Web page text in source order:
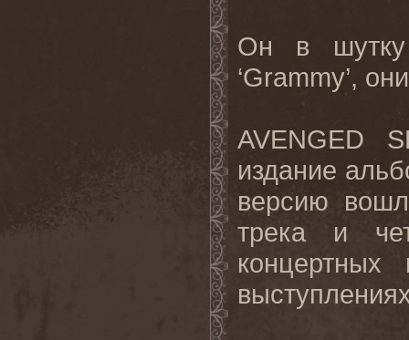
Он в
‘Grammy’,
AVENGED
издание
версию
трека и